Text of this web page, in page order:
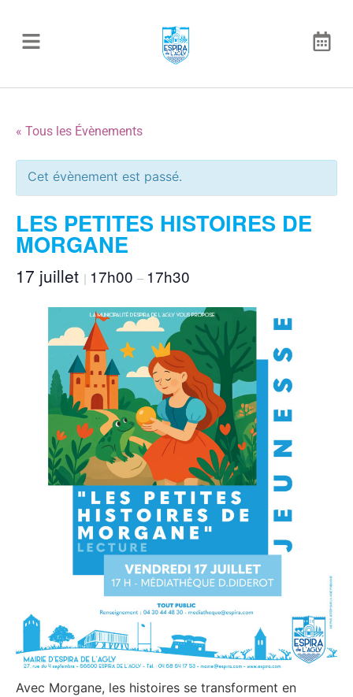
« Tous les Évènements
Cet évènement est passé.
LES PETITES HISTOIRES DE
MORGANE
17 juillet | 17h00 – 17h30
Avec Morgane, les histoires se transforment en